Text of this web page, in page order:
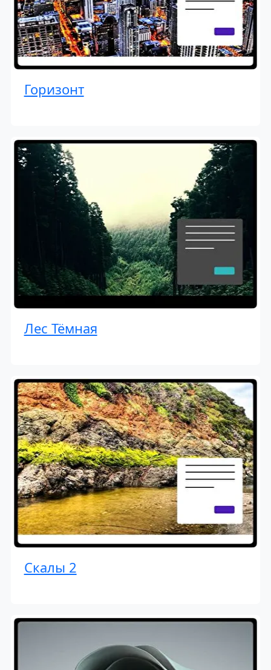
Горизонт
Лес Тёмная
Скалы 2